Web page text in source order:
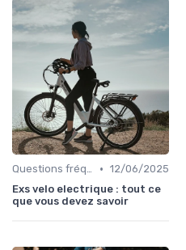
Questions fréquentes • 12/06/2025
Exs velo electrique : tout ce
que vous devez savoir